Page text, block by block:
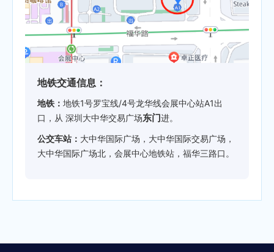
地铁交通信息：
地铁： 地铁1号罗宝线/4号龙华线会展中心站A1出
口，从 深圳大中华交易广场东门进。
公交车站： 大中华国际广场，大中华国际交易广场，
大中华国际广场北，会展中心地铁站，福华三路口。